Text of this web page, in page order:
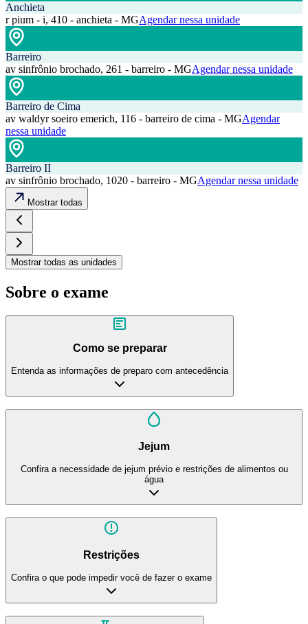
Anchieta
r pium - i, 410 - anchieta - MGAgendar nessa unidade
Barreiro
av sinfrônio brochado, 261 - barreiro - MGAgendar nessa unidade
Barreiro de Cima
av waldyr soeiro emerich, 116 - barreiro de cima - MGAgendar
nessa unidade
Barreiro II
av sinfrônio brochado, 1020 - barreiro - MGAgendar nessa unidade
Mostrar todas
Mostrar todas as unidades
Sobre o exame
Como se preparar
Entenda as informações de preparo com antecedência
Jejum
Confira a necessidade de jejum prévio e restrições de alimentos ou
água
Restrições
Confira o que pode impedir você de fazer o exame